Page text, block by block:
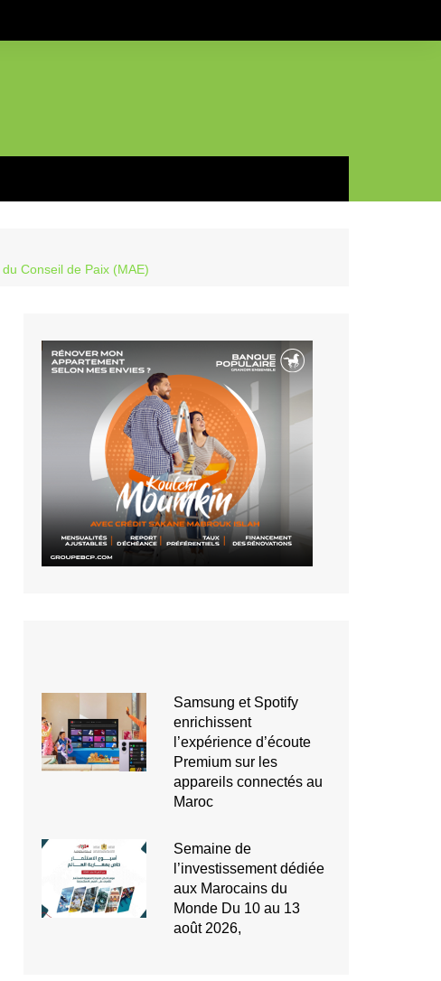
Conseil de Paix (MAE)
Samsung et Spotify
enrichissent
l’expérience d’écoute
Premium sur les
appareils connectés au
Maroc
Semaine de
l’investissement dédiée
aux Marocains du
Monde Du 10 au 13
août 2026,